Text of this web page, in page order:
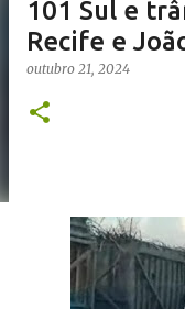
101 Sul e
Recife e
outubro 21, 2024